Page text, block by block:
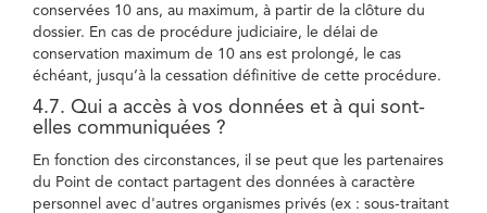
conservées 10 ans, au maximum, à partir de la clôture du
dossier. En cas de procédure judiciaire, le délai de
conservation maximum de 10 ans est prolongé, le cas
échéant, jusqu’à la cessation définitive de cette procédure.
4.7. Qui a accès à vos données et à qui sont-
elles communiquées ?
En fonction des circonstances, il se peut que les partenaires
du Point de contact partagent des données à caractère
personnel avec d'autres organismes privés (ex : sous-traitant